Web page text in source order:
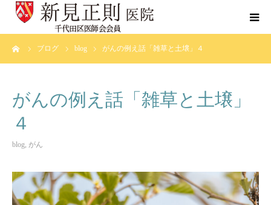
ブログ blog がんの例え話「雑草と土壌」４
がんの例え話「雑草と土壌」
４
blog, がん
当院について
症例集